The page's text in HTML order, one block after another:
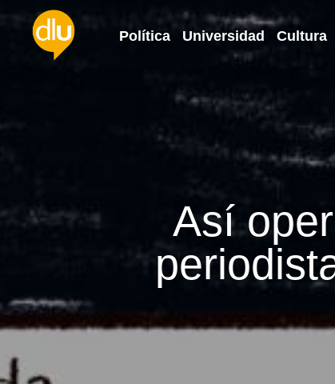
Política Universidad Cultura
Así